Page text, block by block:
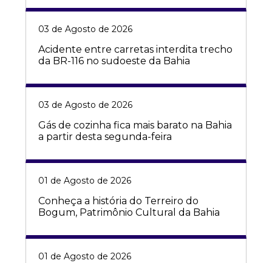
03 de Agosto de 2026
Acidente entre carretas interdita trecho
da BR-116 no sudoeste da Bahia
03 de Agosto de 2026
Gás de cozinha fica mais barato na Bahia
a partir desta segunda-feira
01 de Agosto de 2026
Conheça a história do Terreiro do
Bogum, Patrimônio Cultural da Bahia
01 de Agosto de 2026